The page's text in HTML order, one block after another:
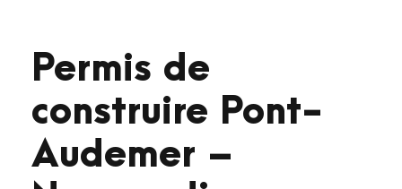
Permis de
construire Pont-
Audemer –